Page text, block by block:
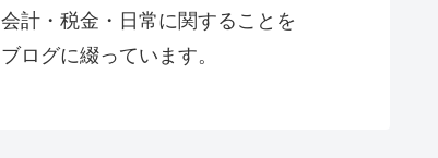
会計・税金・日常に関することを
ブログに綴っています。